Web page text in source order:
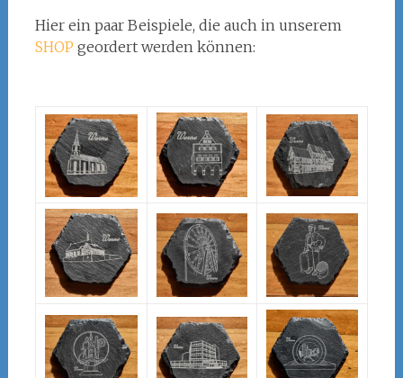
Hier ein paar Beispiele, die auch in unserem
SHOP geordert werden können: